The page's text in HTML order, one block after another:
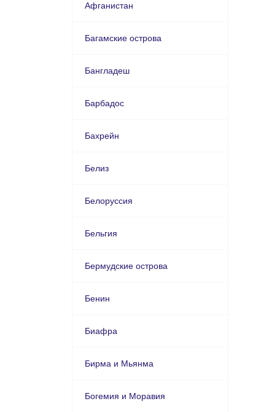
Афганистан
Багамские острова
Бангладеш
Барбадос
Бахрейн
Белиз
Белоруссия
Бельгия
Бермудские острова
Бенин
Биафра
Бирма и Мьянма
Богемия и Моравия